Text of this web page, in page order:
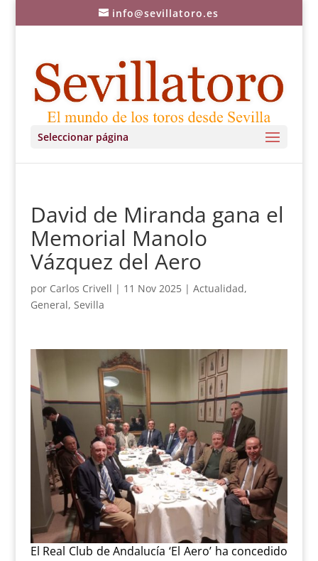
info@sevillatoro.es
Seleccionar página
David de Miranda gana el
Memorial Manolo
Vázquez del Aero
por Carlos Crivell | 11 Nov 2025| Actualidad,
General, Sevilla
El Real Club de Andalucía ‘El Aero’ ha concedido